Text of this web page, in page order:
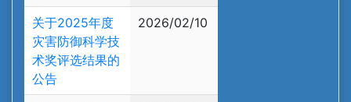
关于2025年度
灾害防御科学技
术奖评选结果的
公告
2026/02/10